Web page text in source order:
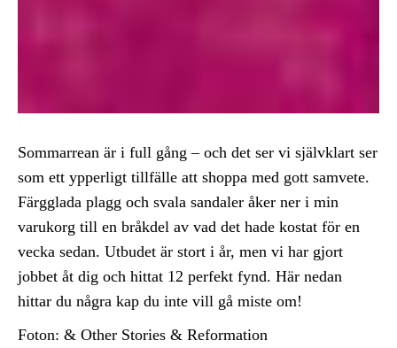
Sommarrean är i full gång – och det ser vi självklart ser
som ett ypperligt tillfälle att shoppa med gott samvete.
Färgglada plagg och svala sandaler åker ner i min
varukorg till en bråkdel av vad det hade kostat för en
vecka sedan. Utbudet är stort i år, men vi har gjort
jobbet åt dig och hittat 12 perfekt fynd. Här nedan
hittar du några kap du inte vill gå miste om!
Foton: & Other Stories & Reformation